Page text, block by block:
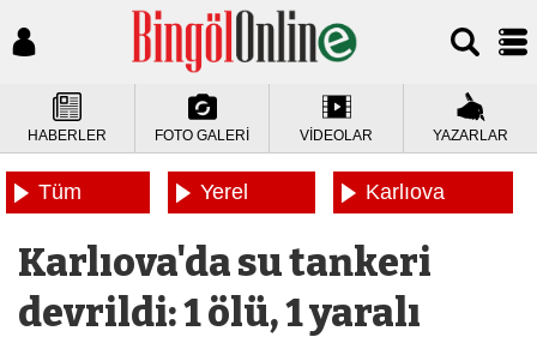
HABERLER FOTO GALERİ VİDEOLAR YAZARLAR
Tüm
Yerel
Karlıova
Karlıova'da su tankeri
devrildi: 1 ölü, 1 yaralı